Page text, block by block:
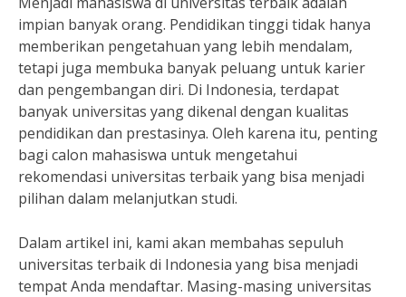
impian banyak orang. Pendidikan tinggi tidak hanya
memberikan pengetahuan yang lebih mendalam,
tetapi juga membuka banyak peluang untuk karier
dan pengembangan diri. Di Indonesia, terdapat
banyak universitas yang dikenal dengan kualitas
pendidikan dan prestasinya. Oleh karena itu, penting
bagi calon mahasiswa untuk mengetahui
rekomendasi universitas terbaik yang bisa menjadi
pilihan dalam melanjutkan studi.
Dalam artikel ini, kami akan membahas sepuluh
universitas terbaik di Indonesia yang bisa menjadi
tempat Anda mendaftar. Masing-masing universitas